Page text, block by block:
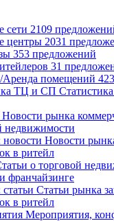
сети 2109
центры 2031
353 предложений
31
Аренда помещений
ТЦ и СП
Новости рынка
недвижимости
новости Новости
в ритейл
о торговой
франчайзинге
Статьи рынка
в ритейл
Мероприятия,